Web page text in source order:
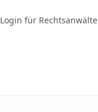
Login für Rechtsanwälte